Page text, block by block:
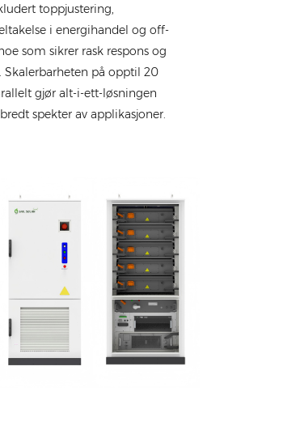
toppjustering,
i energihandel og off-
som sikrer rask respons og
Skalerbarheten på opptil 20
gjør alt-i-ett-løsningen
spekter av applikasjoner.